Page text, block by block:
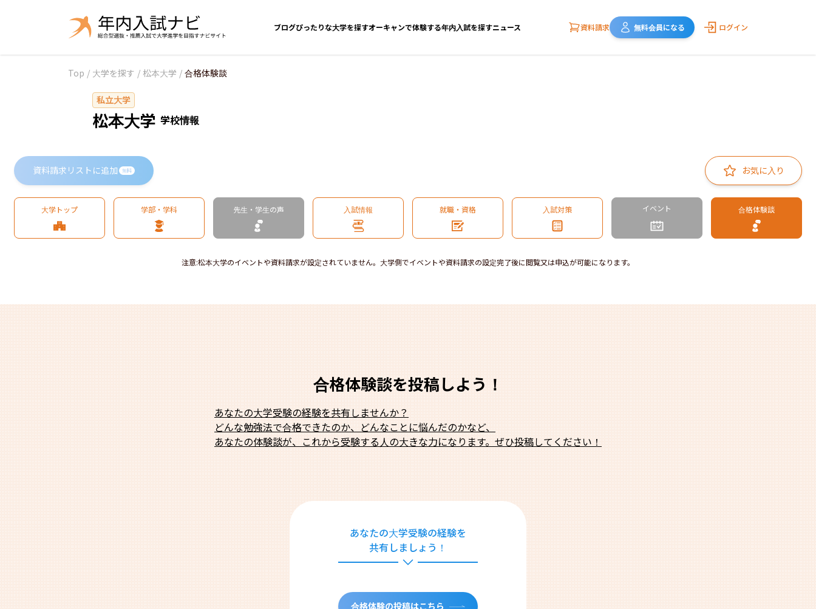
ブログぴったりな大学を探すオーキャンで体験する年内入試を探すニュース 資料請求 無料会員になる ログイン
Top / 大学を探す / 松本大学 / 合格体験談
私立大学
松本大学 学校情報
資料請求リストに追加 無料 お気に入り
大学トップ 学部・学科 先生・学生の声 入試情報 就職・資格 入試対策 イベント 合格体験談
注意:松本大学のイベントや資料請求が設定されていません。大学側でイベントや資料請求の設定完了後に閲覧又は申込が可能になります。
合格体験談を投稿しよう！
あなたの大学受験の経験を共有しませんか？
どんな勉強法で合格できたのか、どんなことに悩んだのかなど、
あなたの体験談が、これから受験する人の大きな力になります。ぜひ投稿してください！
あなたの大学受験の経験を
共有しましょう！
合格体験の投稿はこちら